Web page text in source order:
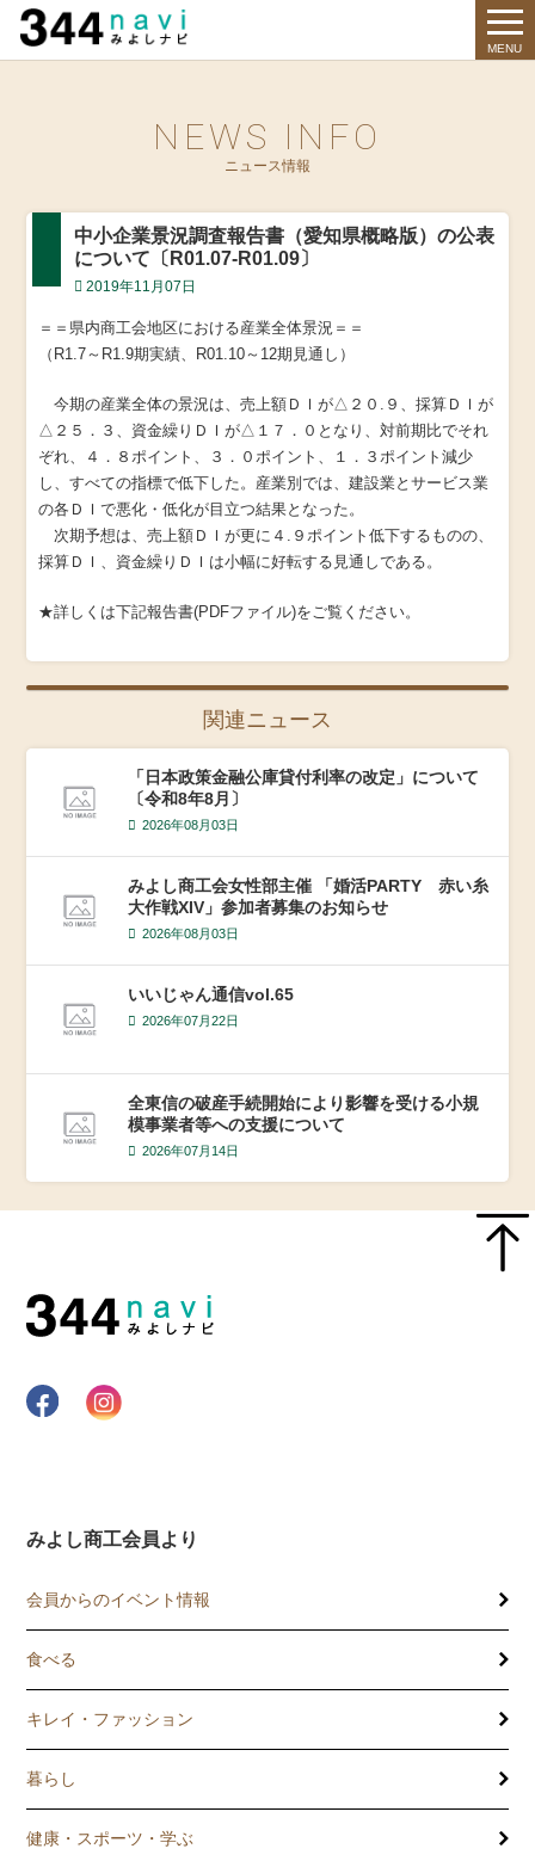
MENU
NEWS INFO
ニュース情報
中小企業景況調査報告書（愛知県概略版）の公表
について〔R01.07-R01.09〕
2019年11月07日
＝＝県内商工会地区における産業全体景況＝＝
（R1.7～R1.9期実績、R01.10～12期見通し）
今期の産業全体の景況は、売上額ＤＩが△２０.９、採算ＤＩが
△２５．３、資金繰りＤＩが△１７．０となり、対前期比でそれ
ぞれ、４．８ポイント、３．０ポイント、１．３ポイント減少
し、すべての指標で低下した。産業別では、建設業とサービス業
の各ＤＩで悪化・低化が目立つ結果となった。
次期予想は、売上額ＤＩが更に４.９ポイント低下するものの、
採算ＤＩ、資金繰りＤＩは小幅に好転する見通しである。
★詳しくは下記報告書(PDFファイル)をご覧ください。
関連ニュース
「日本政策金融公庫貸付利率の改定」について
〔令和8年8月〕
2026年08月03日
みよし商工会女性部主催 「婚活PARTY 赤い糸
大作戦XIV」参加者募集のお知らせ
2026年08月03日
いいじゃん通信vol.65
2026年07月22日
全東信の破産手続開始により影響を受ける小規
模事業者等への支援について
2026年07月14日
みよし商工会員より
会員からのイベント情報
食べる
キレイ・ファッション
暮らし
健康・スポーツ・学ぶ